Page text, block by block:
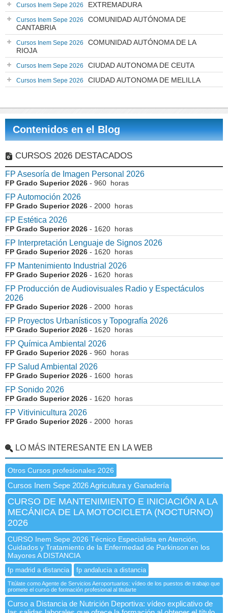
Cursos Inem Sepe 2026 EXTREMADURA
Cursos Inem Sepe 2026
COMUNIDAD AUTÓNOMA DE
CANTABRIA
Cursos Inem Sepe 2026
COMUNIDAD AUTÓNOMA DE LA
RIOJA
Cursos Inem Sepe 2026 CIUDAD AUTONOMA DE CEUTA
Cursos Inem Sepe 2026 CIUDAD AUTONOMA DE MELILLA
Contenidos en el Blog
CURSOS 2026 DESTACADOS
FP Asesoría de Imagen Personal 2026
FP Grado Superior 2026 - 960 horas
FP Automoción 2026
FP Grado Superior 2026 - 2000 horas
FP Estética 2026
FP Grado Superior 2026 - 1620 horas
FP Interpretación Lenguaje de Signos 2026
FP Grado Superior 2026 - 1620 horas
FP Mantenimiento Industrial 2026
FP Grado Superior 2026 - 1620 horas
FP Producción de Audiovisuales Radio y Espectáculos
2026
FP Grado Superior 2026 - 2000 horas
FP Proyectos Urbanísticos y Topografía 2026
FP Grado Superior 2026 - 1620 horas
FP Química Ambiental 2026
FP Grado Superior 2026 - 960 horas
FP Salud Ambiental 2026
FP Grado Superior 2026 - 1600 horas
FP Sonido 2026
FP Grado Superior 2026 - 1620 horas
FP Vitivinicultura 2026
FP Grado Superior 2026 - 2000 horas
LO MÁS INTERESANTE EN LA WEB
Otros Cursos profesionales 2026
Cursos Inem Sepe 2026 Agricultura y Ganadería
CURSO DE MANTENIMIENTO E INICIACIÓN A LA
MECÁNICA DE LA MOTOCICLETA (NOCTURNO)
2026
CURSO Inem Sepe 2026 Técnico Especialista en Atención,
Cuidados y Tratamiento de la Enfermedad de Parkinson en los
Mayores A DISTANCIA
fp madrid a distancia fp andalucia a distancia
Titúlate como Agente de Servicios Aeroportuarios: vídeo de los puestos de trabajo que
promete el curso de formación profesional al titularte
Curso a Distancia de Nutrición Deportiva: vídeo explicativo de